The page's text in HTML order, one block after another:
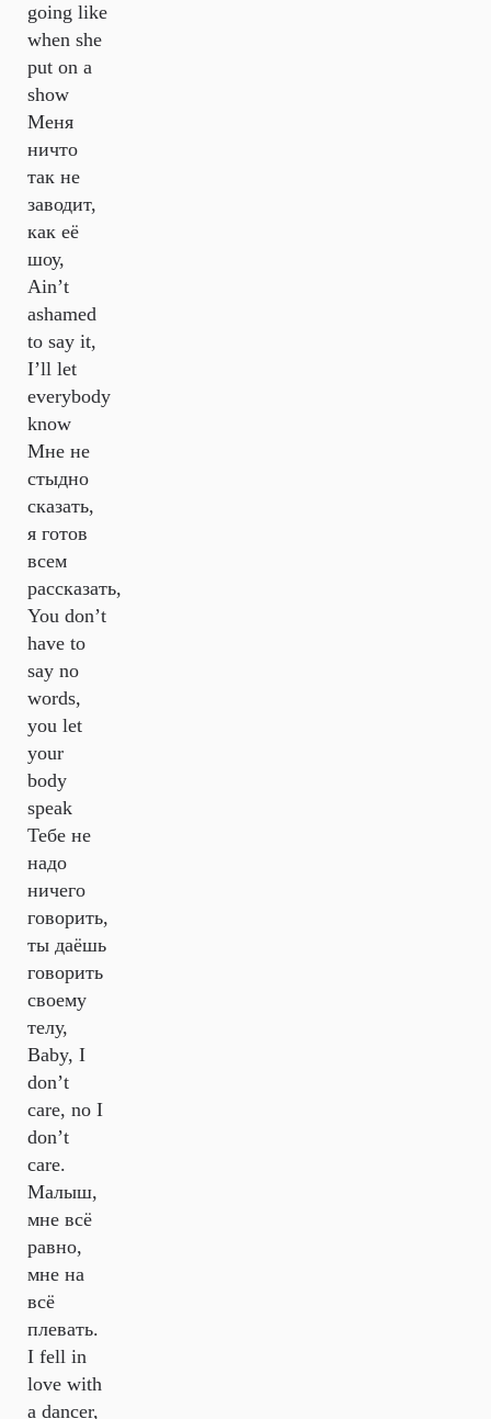
going like
when she
put on a
show
Меня
ничто
так не
заводит,
как её
шоу,
Ain’t
ashamed
to say it,
I’ll let
everybody
know
Мне не
стыдно
сказать,
я готов
всем
рассказать,
You don’t
have to
say no
words,
you let
your
body
speak
Тебе не
надо
ничего
говорить,
ты даёшь
говорить
своему
телу,
Baby, I
don’t
care, no I
don’t
care.
Малыш,
мне всё
равно,
мне на
всё
плевать.
I fell in
love with
a dancer,